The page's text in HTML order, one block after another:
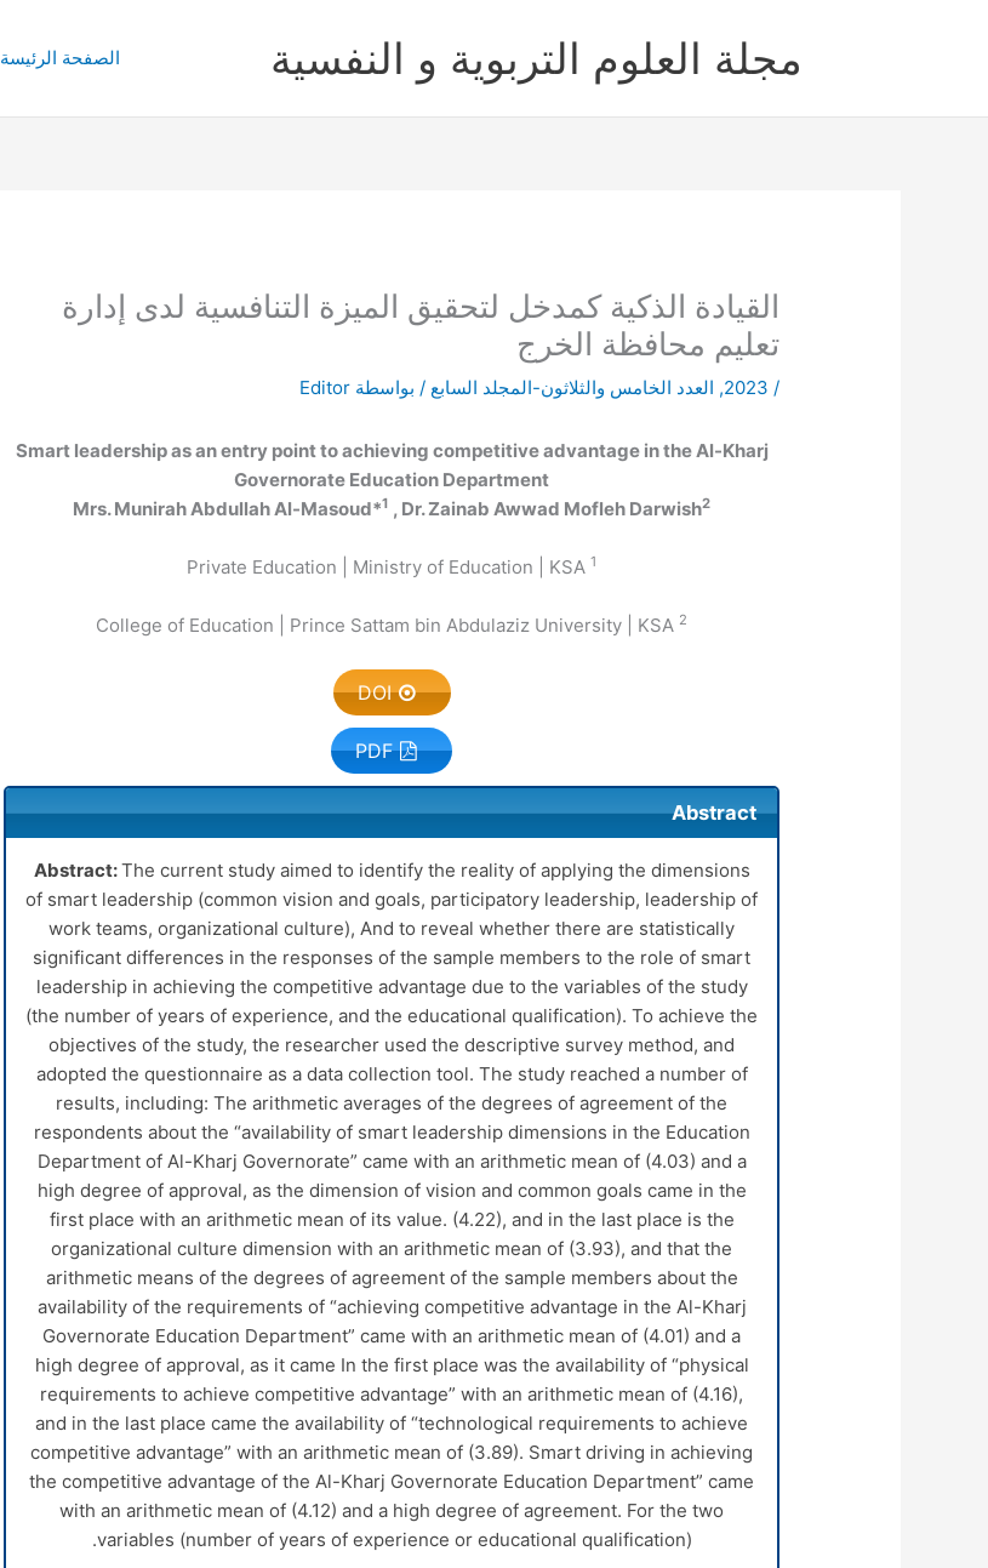
مجلة العلوم التربوية و النفسية الصفحة الرئيسة
القيادة الذكية كمدخل لتحقيق الميزة التنافسية لدى إدارة
تعليم محافظة الخرج
/
2023
, العدد الخامس والثلاثون-المجلد السابع / بواسطة Editor
Smart leadership as an entry point to achieving competitive advantage in the Al-Kharj
Governorate Education Department
Mrs. Munirah Abdullah Al-Masoud*1 , Dr. Zainab Awwad Mofleh Darwish2
1
2
DOI
PDF
Abstract
Abstract:The current study aimed to identify the reality of applying the dimensions
of smart leadership (common vision and goals, participatory leadership, leadership of
work teams, organizational culture), And to reveal whether there are statistically
significant differences in the responses of the sample members to the role of smart
leadership in achieving the competitive advantage due to the variables of the study
(the number of years of experience, and the educational qualification). To achieve the
objectives of the study, the researcher used the descriptive survey method, and
adopted the questionnaire as a data collection tool. The study reached a number of
results, including: The arithmetic averages of the degrees of agreement of the
respondents about the “availability of smart leadership dimensions in the Education
Department of Al-Kharj Governorate” came with an arithmetic mean of (4.03) and a
high degree of approval, as the dimension of vision and common goals came in the
first place with an arithmetic mean of its value. (4.22), and in the last place is the
organizational culture dimension with an arithmetic mean of (3.93), and that the
arithmetic means of the degrees of agreement of the sample members about the
availability of the requirements of “achieving competitive advantage in the Al-Kharj
Governorate Education Department” came with an arithmetic mean of (4.01) and a
high degree of approval, as it came In the first place was the availability of “physical
requirements to achieve competitive advantage” with an arithmetic mean of (4.16),
and in the last place came the availability of “technological requirements to achieve
competitive advantage” with an arithmetic mean of (3.89). Smart driving in achieving
the competitive advantage of the Al-Kharj Governorate Education Department” came
with an arithmetic mean of (4.12) and a high degree of agreement. For the two
variables (number of years of experience or educational qualification).